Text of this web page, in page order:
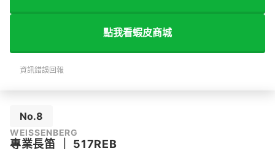
點我看蝦皮商城
資訊錯誤回報
No.8
WEISSENBERG
專業長笛 517REB